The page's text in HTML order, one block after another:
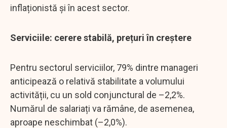
inflaționistă și în acest sector.
Serviciile: cerere stabilă, prețuri în creștere
Pentru sectorul serviciilor, 79% dintre manageri
anticipează o relativă stabilitate a volumului
activității, cu un sold conjunctural de –2,2%.
Numărul de salariați va rămâne, de asemenea,
aproape neschimbat (–2,0%).